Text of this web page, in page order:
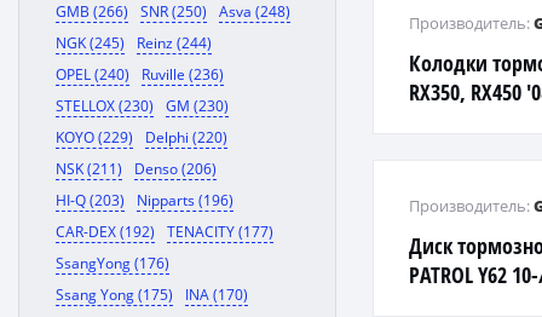
GMB (266)
SNR (250)
Asva (248)
NGK (245)
Reinz (244)
OPEL (240)
Ruville (236)
STELLOX (230)
GM (230)
KOYO (229)
Delphi (220)
NSK (211)
Denso (206)
HI-Q (203)
Nipparts (196)
CAR-DEX (192)
TENACITY (177)
SsangYong (176)
Ssang Yong (175)
INA (170)
Колодки
RX350, RX450
Производитель:
Диск
PATROL Y62
Производитель: